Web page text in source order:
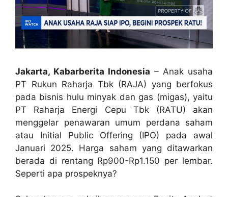
Jakarta, Kabarberita Indonesia – Anak usaha
PT Rukun Raharja Tbk (RAJA) yang berfokus
pada bisnis hulu minyak dan gas (migas), yaitu
PT Raharja Energi Cepu Tbk (RATU) akan
menggelar penawaran umum perdana saham
atau Initial Public Offering (IPO) pada awal
Januari 2025. Harga saham yang ditawarkan
berada di rentang Rp900-Rp1.150 per lembar.
Seperti apa prospeknya?